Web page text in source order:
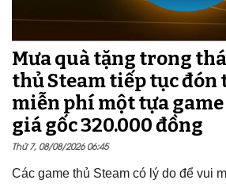
Mưa quà tặng trong
thủ Steam tiếp tục đón
miễn phí một tựa
giá gốc 320.000 đồng
Thứ 7, 08/08/2026 06:45
Các game thủ Steam có lý do để vui